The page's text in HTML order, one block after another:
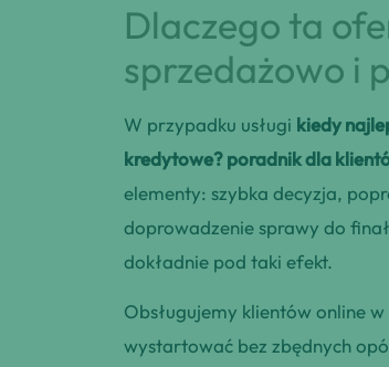
Dlaczego ta
sprzedażowo i
W przypadku usługi kiedy
kredytowe? poradnik dla
elementy: szybka decyzja,
doprowadzenie sprawy do
dokładnie pod taki efekt.
Obsługujemy klientów online
wystartować bez zbędnych